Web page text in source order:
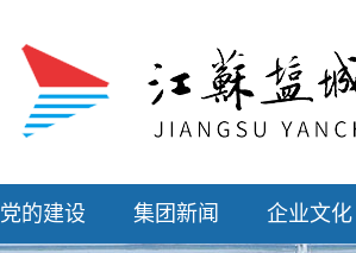
党的建设 集团新闻 企业文化